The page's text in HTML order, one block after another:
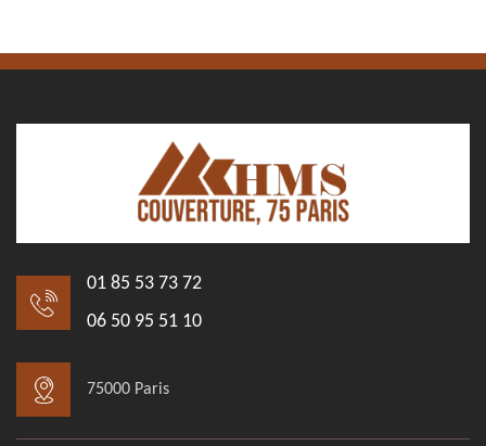
01 85 53 73 72
06 50 95 51 10
75000 Paris